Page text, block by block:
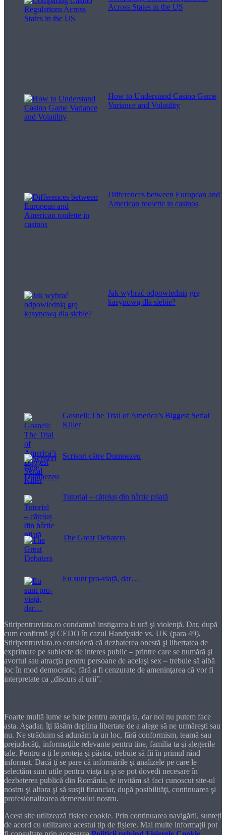
Across States in the US
How to Understand Casino Game
Variance and Volatility
Differences between European and
American roulette in casinos
Jak wybrać odpowiednią grę
kasynową dla siebie?
Gosnell: The Trial of America’s Biggest Serial
Killer
Scrisori către Dumnezeu
Tutorial – cățeluș din hârtie pliată
The Great Debaters
Eu sunt pro-viață, dar…
Stiripentruviata.ro condamnă instigarea la ură şi violenţă. Dar, după
cum confirmă şi CEDO în cazul Handyside vs. UK (para 49),
Stiripentruviata.ro consideră că dezbaterea onestă şi libertatea de
exprimare pe subiecte de interes public – printre care se numără şi
avortul sau atracţia pentru persoane de acelaşi sex – trebuie să aibă
loc în mod democratic, fără a fi cenzurate de ameninţarea că vor fi
interpretate ca „discurs al urii”.
Foarte multă lume se bate pentru atenţia ta, dar noi nu putem face
asta. Aşadar, îţi lăsăm deplina libertate de a alege să ne urmăreşti sau
nu. Ne străduim să adunăm la un loc, fără conformism, teamă sau
prejudecăţi, informaţiile relevante pentru tine, familia ta şi alegerile
tale. Pentru a ţi le proteja şi păstra, trebuie să fii în primul rând
informat. Dacă ţi se pare că informările şi analizele pe care le
selectăm sunt utile pentru viaţa ta şi se pot dovedi necesare în
dezbaterea publică din România, te invităm să faci cunoscut site-ul
nostru şi altora şi să susţii financiar, după posibilităţi, continuarea şi
profesionalizarea demersului nostru.
Acest site utilizează fișiere cookie. Prin continuarea navigării, sunteți
de acord cu utilizarea acestui tip de fișiere. Mai multe informații pot